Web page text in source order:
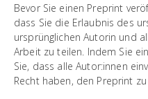
Bevor Sie einen Preprint
dass Sie die Erlaubnis des
ursprünglichen Autorin und
Arbeit zu teilen. Indem Sie
Sie, dass alle Autor:innen
Recht haben, den Preprint